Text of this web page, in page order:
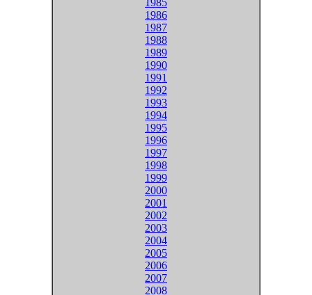
1985
1986
1987
1988
1989
1990
1991
1992
1993
1994
1995
1996
1997
1998
1999
2000
2001
2002
2003
2004
2005
2006
2007
2008